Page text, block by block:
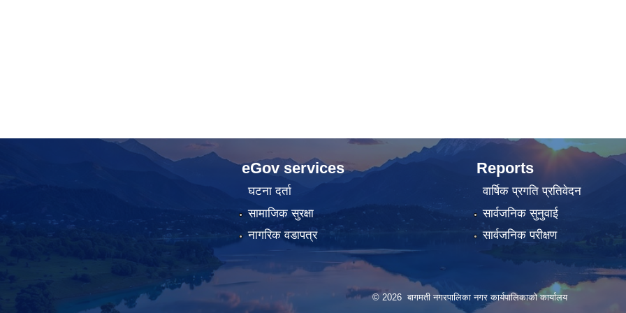
eGov services
घटना दर्ता
सामाजिक सुरक्षा
नागरिक वडापत्र
Reports
वार्षिक प्रगति प्रतिवेदन
सार्वजनिक सुनुवाई
सार्वजनिक परीक्षण
© 2026 बागमती नगरपालिका नगर कार्यपालिकाको कार्यालय